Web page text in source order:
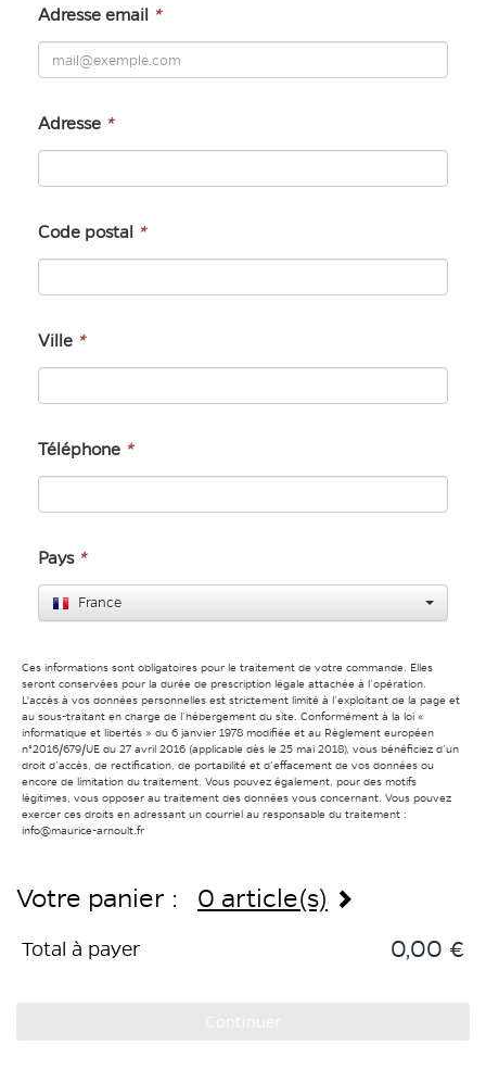
Adresse email *
Adresse *
Code postal *
Ville *
Téléphone *
Pays *
France
Ces informations sont obligatoires pour le traitement de votre commande. Elles
seront conservées pour la durée de prescription légale attachée à l’opération.
L'accès à vos données personnelles est strictement limité à l’exploitant de la page et
au sous-traitant en charge de l’hébergement du site. Conformément à la loi «
informatique et libertés » du 6 janvier 1978 modifiée et au Règlement européen
n°2016/679/UE du 27 avril 2016 (applicable dès le 25 mai 2018), vous bénéficiez d’un
droit d’accès, de rectification, de portabilité et d’effacement de vos données ou
encore de limitation du traitement. Vous pouvez également, pour des motifs
légitimes, vous opposer au traitement des données vous concernant. Vous pouvez
exercer ces droits en adressant un courriel au responsable du traitement :
info@maurice-arnoult.fr
Votre panier : 0 article(s)
Total à payer 0,00 €